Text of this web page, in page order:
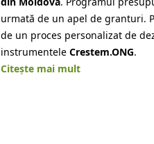
urmată de un apel de granturi.
de un proces personalizat de
instrumentele Crestem.ONG.
Citește mai mult